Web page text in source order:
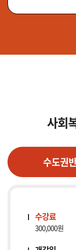
사회
수도권
수강료
300,000원